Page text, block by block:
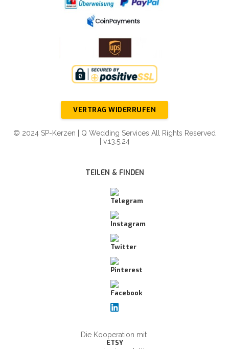
VERTRAG WIDERRUFEN
© 2024 SP-Kerzen | Q Wedding Services All Rights Reserved
| v.13.5.24
TEILEN & FINDEN
Die Kooperation mit
ETSY